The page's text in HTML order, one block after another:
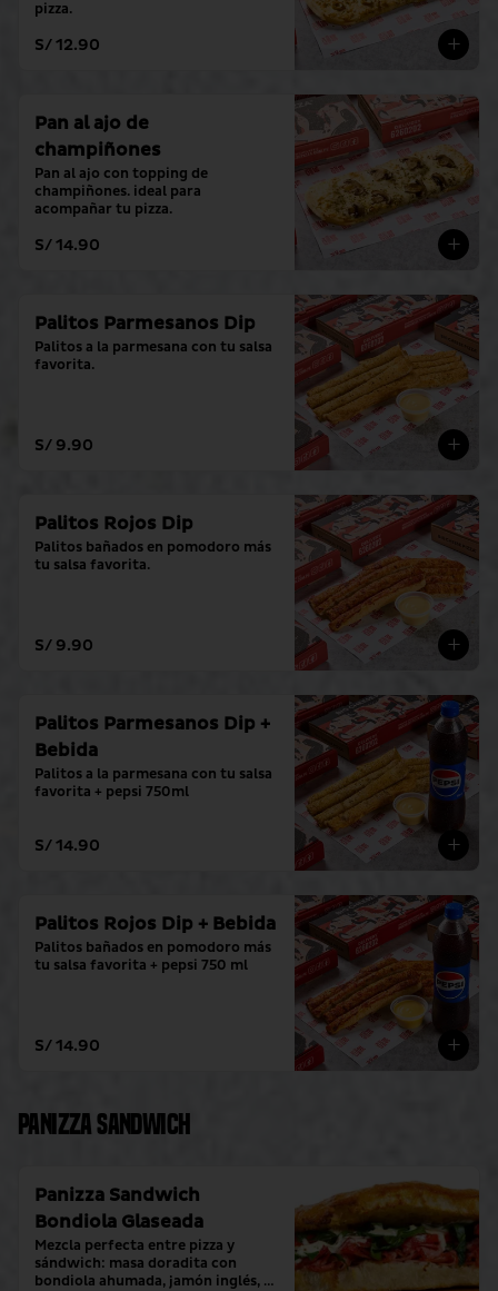
pizza.
S/ 12.90
Pan al ajo de
champiñones
Pan al ajo con topping de
champiñones. ideal para
acompañar tu pizza.
S/ 14.90
Palitos Parmesanos Dip
Palitos a la parmesana con tu salsa
favorita.
S/ 9.90
Palitos Rojos Dip
Palitos bañados en pomodoro más
tu salsa favorita.
S/ 9.90
Palitos Parmesanos Dip +
Bebida
Palitos a la parmesana con tu salsa
favorita + pepsi 750ml
S/ 14.90
Palitos Rojos Dip + Bebida
Palitos bañados en pomodoro más
tu salsa favorita + pepsi 750 ml
S/ 14.90
Panizza Sandwich
Panizza Sandwich
Bondiola Glaseada
Mezcla perfecta entre pizza y
sándwich: masa doradita con
bondiola ahumada, jamón inglés,